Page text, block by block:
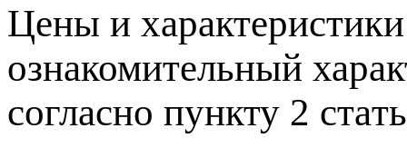
Цeны и
ознакомительный
согласно пункту 2